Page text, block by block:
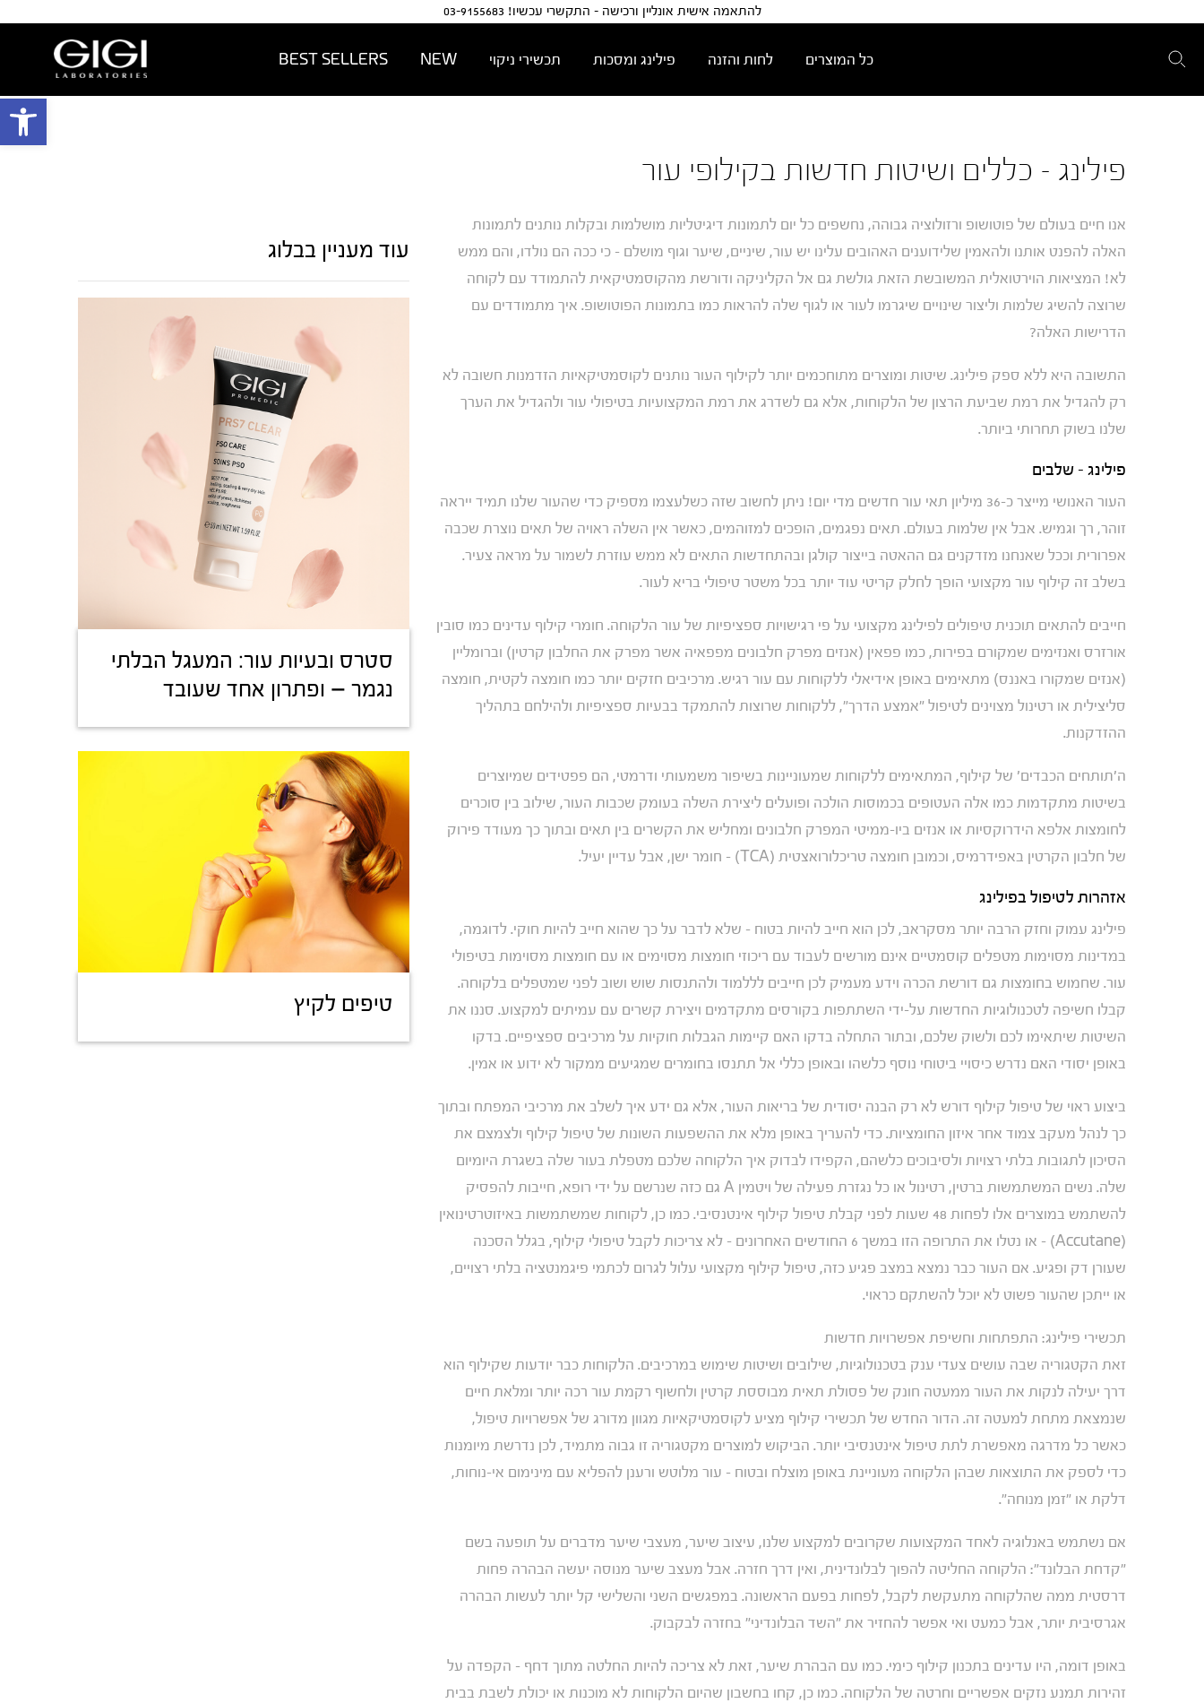
להתאמה אישית אונליין ורכישה - התקשרי עכשיו! 03-9155683
כל המוצרים לחות והזנה פילינג ומסכות תכשירי ניקוי NEW
BEST SELLERS
פילינג – כללים ושיטות חדשות בקילופי עור
אנו חיים בעולם של פוטושופ ורזולוציה גבוהה, נחשפים כל יום לתמונות דיגיטליות מושלמות ובקלות נותנים לתמונות
האלה להפנט אותנו ולהאמין שלידוענים האהובים עלינו יש עור, שיניים, שיער וגוף מושלם – כי ככה הם נולדו, והם ממש
לא! המציאות הוירטואלית המשובשת הזאת גולשת גם אל הקליניקה ודורשת מהקוסמטיקאית להתמודד עם לקוחה
שרוצה להשיג שלמות וליצור שינויים שיגרמו לעור או לגוף שלה להראות כמו בתמונות הפוטושופ. איך מתמודדים עם
הדרישות האלה?
התשובה היא ללא ספק פילינג. שיטות ומוצרים מתוחכמים יותר לקילוף העור נותנים לקוסמטיקאיות הזדמנות חשובה לא
רק להגדיל את רמת שביעת הרצון של הלקוחות, אלא גם לשדרג את רמת המקצועיות בטיפולי עור ולהגדיל את הערך
שלנו בשוק תחרותי ביותר.
פילינג – שלבים
העור האנושי מייצר כ-36 מיליון תאי עור חדשים מדי יום! ניתן לחשוב שזה כשלעצמו מספיק כדי שהעור שלנו תמיד ייראה
זוהר, רך וגמיש. אבל אין שלמות בעולם. תאים נפגמים, הופכים למזוהמים, כאשר אין השלה ראויה של תאים נוצרת שכבה
אפרורית וככל שאנחנו מזדקנים גם ההאטה בייצור קולגן ובהתחדשות התאים לא ממש עוזרת לשמור על מראה צעיר.
בשלב זה קילוף עור מקצועי הופך לחלק קריטי עוד יותר בכל משטר טיפולי בריא לעור.
חייבים להתאים תוכנית טיפולים לפילינג מקצועי על פי רגישויות ספציפיות של עור הלקוחה. חומרי קילוף עדינים כמו סובין
אורזרס ואנזימים שמקורם בפירות, כמו פפאין (אנזים מפרק חלבונים מפפאיה אשר מפרק את החלבון קרטין) וברומליין
(אנזים שמקורו באננס) מתאימים באופן אידיאלי ללקוחות עם עור רגיש. מרכיבים חזקים יותר כמו חומצה לקטית, חומצה
סליצילית או רטינול מצוינים לטיפול "אמצע הדרך", ללקוחות שרוצות להתמקד בבעיות ספציפיות ולהילחם בתהליך
ההזדקנות.
ה'תותחים הכבדים' של קילוף, המתאימים ללקוחות שמעוניינות בשיפור משמעותי ודרמטי, הם פפטידים שמיוצרים
בשיטות מתקדמות כמו אלה העטופים בכמוסות הולכה ופועלים ליצירת השלה בעומק שכבות העור, שילוב בין סוכרים
לחומצות אלפא הידרוקסיות או אנזים ביו-ממיטי המפרק חלבונים ומחליש את הקשרים בין תאים ובתוך כך מעודד פירוק
של חלבון הקרטין באפידרמיס, וכמובן חומצה טריכלורואצטית (TCA) – חומר ישן, אבל עדיין יעיל.
אזהרות לטיפול בפילינג
פילינג עמוק וחזק הרבה יותר מסקראב, לכן הוא חייב להיות בטוח – שלא לדבר על כך שהוא חייב להיות חוקי. לדוגמה,
במדינות מסוימות מטפלים קוסמטיים אינם מורשים לעבוד עם ריכוזי חומצות מסוימים או עם חומצות מסוימות בטיפולי
עור. שחמוש בחומצות גם דורשת הכרה וידע מעמיק לכן חייבים לללמוד ולהתנסות שוש ושוב לפני שמטפלים בלקוחה.
קבלו חשיפה לטכנולוגיות החדשות על-ידי השתתפות בקורסים מתקדמים ויצירת קשרים עם עמיתים למקצוע. סננו את
השיטות שיתאימו לכם ולשוק שלכם, ובתור התחלה בדקו האם קיימות הגבלות חוקיות על מרכיבים ספציפיים. בדקו
באופן יסודי האם נדרש כיסויי ביטוחי נוסף כלשהו ובאופן כללי אל תתנסו בחומרים שמגיעים ממקור לא ידוע או אמין.
ביצוע ראוי של טיפול קילוף דורש לא רק הבנה יסודית של בריאות העור, אלא גם ידע איך לשלב את מרכיבי המפתח ובתוך
כך לנהל מעקב צמוד אחר איזון החומציות. כדי להעריך באופן מלא את ההשפעות השונות של טיפול קילוף ולצמצם את
הסיכון לתגובות בלתי רצויות ולסיבוכים כלשהם, הקפידו לבדוק איך הלקוחה שלכם מטפלת בעור שלה בשגרת היומיום
שלה. נשים המשתמשות ברטין, רטינול או כל נגזרת פעילה של ויטמין A גם כזה שנרשם על ידי רופא, חייבות להפסיק
להשתמש במוצרים אלו לפחות 48 שעות לפני קבלת טיפול קילוף אינטנסיבי. כמו כן, לקוחות שמשתמשות באיזוטרטינואין
(Accutane) – או נטלו את התרופה הזו במשך 6 החודשים האחרונים – לא צריכות לקבל טיפולי קילוף, בגלל הסכנה
שעורן דק ופגיע. אם העור כבר נמצא במצב פגיע כזה, טיפול קילוף מקצועי עלול לגרום לכתמי פיגמנטציה בלתי רצויים,
או ייתכן שהעור פשוט לא יוכל להשתקם כראוי.
תכשירי פילינג: התפתחות וחשיפת אפשרויות חדשות
זאת הקטגוריה שבה עושים צעדי ענק בטכנולוגיות, שילובים ושיטות שימוש במרכיבים. הלקוחות כבר יודעות שקילוף הוא
דרך יעילה לנקות את העור ממעטה חונק של פסולת תאית מבוססת קרטין ולחשוף רקמת עור רכה יותר ומלאת חיים
שנמצאת מתחת למעטה זה. הדור החדש של תכשירי קילוף מציע לקוסמטיקאיות מגוון מדורג של אפשרויות טיפול,
כאשר כל מדרגה מאפשרת לתת טיפול אינטנסיבי יותר. הביקוש למוצרים מקטגוריה זו גבוה מתמיד, לכן נדרשת מיומנות
כדי לספק את התוצאות שבהן הלקוחה מעוניינת באופן מוצלח ובטוח – עור מלוטש ורענן להפליא עם מינימום אי-נוחות,
דלקת או "זמן מנוחה".
אם נשתמש באנלוגיה לאחד המקצועות שקרובים למקצוע שלנו, עיצוב שיער, מעצבי שיער מדברים על תופעה בשם
"קדחת הבלונד": הלקוחה החליטה להפוך לבלונדינית, ואין דרך חזרה. אבל מעצב שיער מנוסה יעשה הבהרה פחות
דרסטית ממה שהלקוחה מתעקשת לקבל, לפחות בפעם הראשונה. במפגשים השני והשלישי קל יותר לעשות הבהרה
אגרסיבית יותר, אבל כמעט ואי אפשר להחזיר את "השד הבלונדיני" בחזרה לבקבוק.
באופן דומה, היו עדינים בתכנון קילוף כימי. כמו עם הבהרת שיער, זאת לא צריכה להיות החלטה מתוך דחף – הקפדה על
זהירות תמנע נזקים אפשריים וחרטה של הלקוחה. כמו כן, קחו בחשבון שהיום הלקוחות לא מוכנות או יכולת לשבת בבית
עוד מעניין בבלוג
סטרס ובעיות עור: המעגל הבלתי
נגמר – ופתרון אחד שעובד
טיפים לקיץ